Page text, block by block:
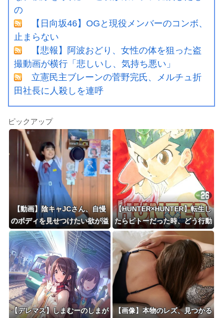
の
【日向坂46】OGと現役メンバーのコンボ、
止まらない
【悲報】阿波おどり、女性の体を狙った盗
撮動画が横行「悲しいし、気持ち悪い」
立憲民主ブレーンの菅野完氏、メルチュ折
田社長に人殺しを連呼
ピックアップ
【動画】陰キャJCさん、自慢
のボディを見せつけたい欲が溢
れ出てしまうｗｗｗwｗｗｗｗ
ｗｗｗｗ❤
【HUNTER×HUNTER】転生し
たらピトーだった時、どう行動
したら人間にも王にも殺されず
BW号に乗り込めるのか！？
【デレマス】しまむーのしまが
【画像】本物のレズ、見つかる